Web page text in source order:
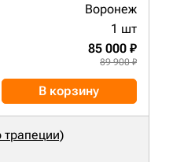
Воронеж
1 шт
85 000 ₽
89 900 ₽
В корзину